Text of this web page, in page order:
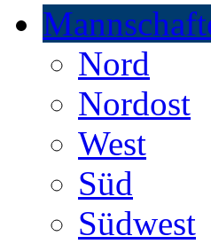
Nord
Nordost
West
Süd
Südwest